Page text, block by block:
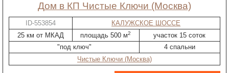
дом в КП Чистые Ключи (Москва)
ID-553854
КАЛУЖСКОЕ ШОССЕ
25 км от МКАД
площадь 500 м2
участок 15 соток
"под ключ"
4 спальни
Чистые Ключи (Москва)